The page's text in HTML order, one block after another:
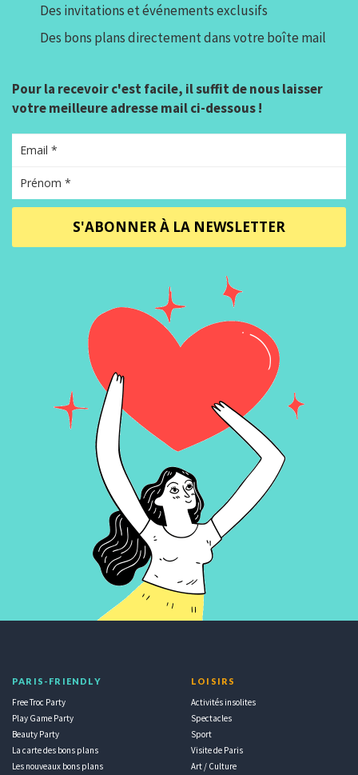
Des invitations et événements exclusifs
Des bons plans directement dans votre boîte mail
Pour la recevoir c'est facile, il suffit de nous laisser
votre meilleure adresse mail ci-dessous !
S'ABONNER À LA NEWSLETTER
PARIS-FRIENDLY
Free Troc Party
Play Game Party
Beauty Party
La carte des bons plans
Les nouveaux bons plans
LOISIRS
Activités insolites
Spectacles
Sport
Visite de Paris
Art / Culture